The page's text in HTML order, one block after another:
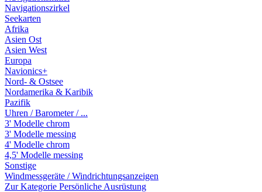
Navigationszirkel
Seekarten
Afrika
Asien Ost
Asien West
Europa
Navionics+
Nord- & Ostsee
Nordamerika & Karibik
Pazifik
Uhren / Barometer / ...
3' Modelle chrom
3' Modelle messing
4' Modelle chrom
4,5' Modelle messing
Sonstige
Windmessgeräte / Windrichtungsanzeigen
Zur Kategorie Persönliche Ausrüstung